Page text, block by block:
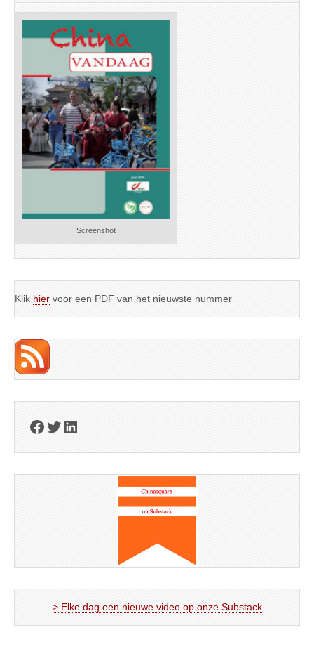
Screenshot
Klik hier voor een PDF van het nieuwste nummer
Facebook
Twitter
LinkedIn
> Elke dag een nieuwe video op onze Substack